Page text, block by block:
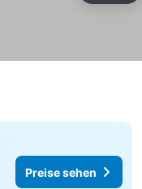
sehen
Preise sehen